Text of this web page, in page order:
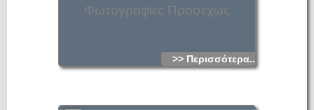
Φωτογραφίες Προσεχώς
>> Περισσότερα...